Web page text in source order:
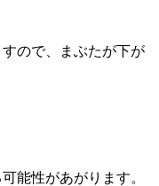
ので、まぶたが下が
能性があがります。